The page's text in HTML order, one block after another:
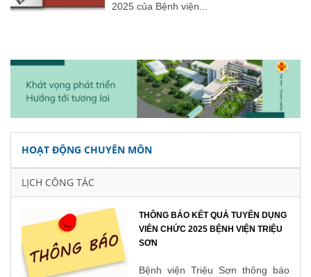
2025 của Bệnh viện...
HOẠT ĐỘNG CHUYÊN MÔN
LỊCH CÔNG TÁC
THÔNG BÁO KẾT QUẢ TUYỂN DỤNG
VIÊN CHỨC 2025 BỆNH VIỆN TRIỆU
SƠN
Bệnh viện Triệu Sơn thông báo